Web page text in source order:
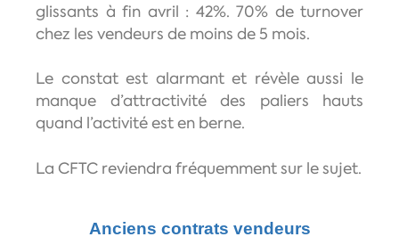
glissants à fin avril : 42%. 70% de turnover
chez les vendeurs de moins de 5 mois.
Le constat est alarmant et révèle aussi le
manque d’attractivité des paliers hauts
quand l’activité est en berne.
La CFTC reviendra fréquemment sur le sujet.
Anciens contrats vendeurs